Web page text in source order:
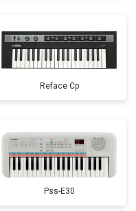
Reface Cp
Pss-E30